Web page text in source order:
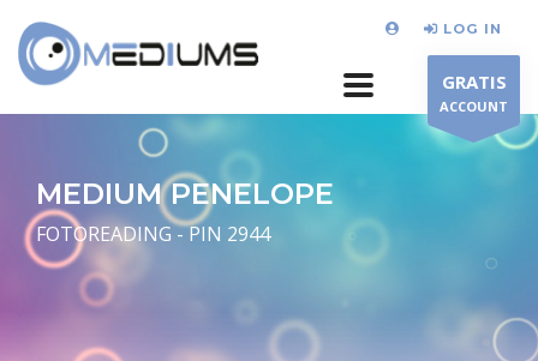
LOG IN
GRATIS
ACCOUNT
MEDIUM PENELOPE
FOTOREADING - PIN 2944